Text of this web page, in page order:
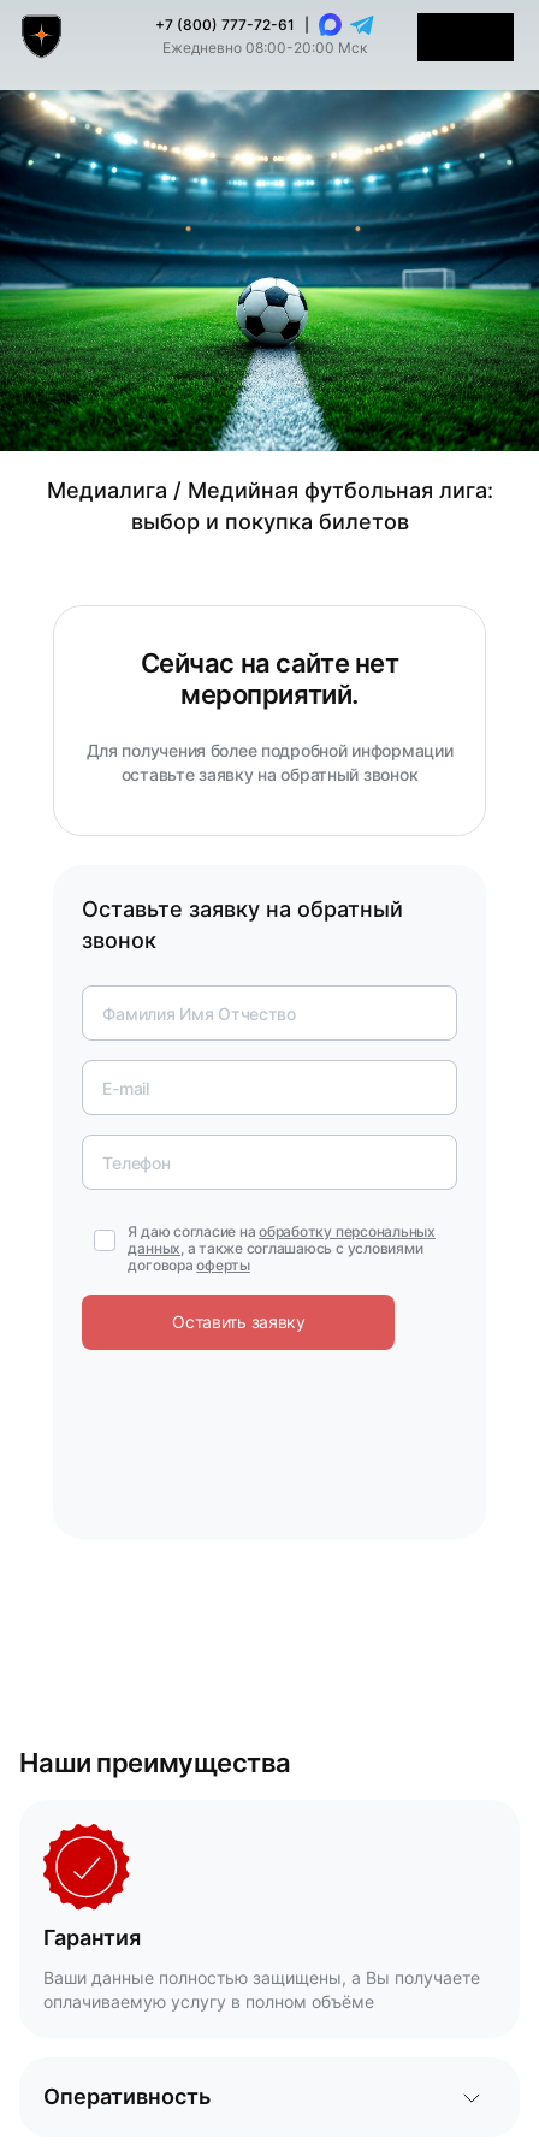
+7 (800) 777-72-61
Ежедневно 08:00-20:00 Мск
Медиалига / Медийная футбольная лига:
выбор и покупка билетов
Сейчас на сайте нет
мероприятий.
Для получения более подробной информации
оставьте заявку на обратный звонок
Оставьте заявку на обратный
звонок
Я даю согласие наобработку персональных
данных, а также соглашаюсь с условиями
договораоферты
Оставить заявку
Наши преимущества
Гарантия
Ваши данные полностью защищены, а Вы получаете
оплачиваемую услугу в полном объёме
Оперативность